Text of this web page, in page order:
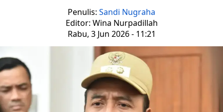
Penulis: Sandi Nugraha
Editor: Wina Nurpadillah
Rabu, 3 Jun 2026 - 11:21